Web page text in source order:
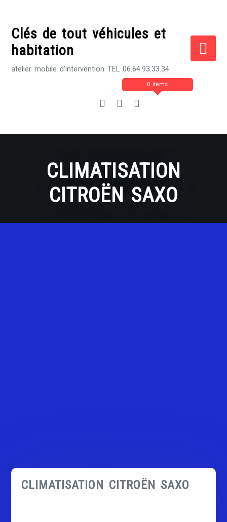
contentClés de tout véhicules et
habitation
atelier mobile d'intervention TEL 06.64.93.33.34
0 items
CLIMATISATION
CITROËN SAXO
CLIMATISATION CITROËN SAXO